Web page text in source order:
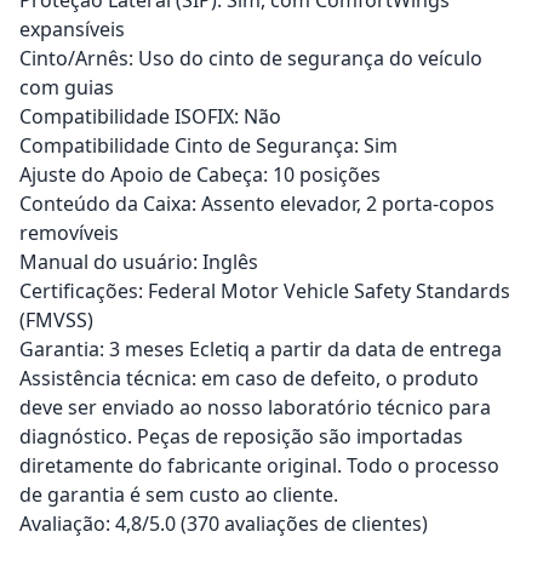
expansíveis
Cinto/Arnês: Uso do cinto de segurança do veículo
com guias
Compatibilidade ISOFIX: Não
Compatibilidade Cinto de Segurança: Sim
Ajuste do Apoio de Cabeça: 10 posições
Conteúdo da Caixa: Assento elevador, 2 porta-copos
removíveis
Manual do usuário: Inglês
Certificações: Federal Motor Vehicle Safety Standards
(FMVSS)
Garantia: 3 meses Ecletiq a partir da data de entrega
Assistência técnica: em caso de defeito, o produto
deve ser enviado ao nosso laboratório técnico para
diagnóstico. Peças de reposição são importadas
diretamente do fabricante original. Todo o processo
de garantia é sem custo ao cliente.
Avaliação: 4,8/5.0 (370 avaliações de clientes)